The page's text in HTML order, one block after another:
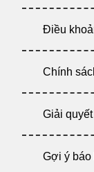
Điều
Chính
Giải
Gợi ý báo